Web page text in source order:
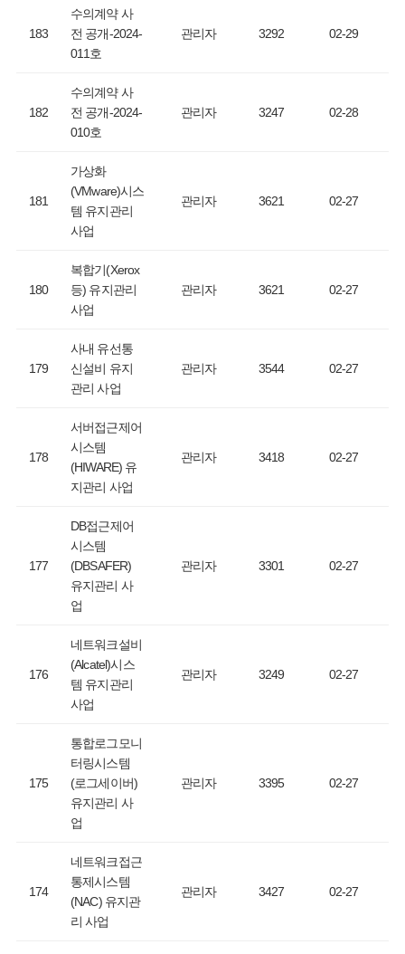
183
수의계약 사
전 공개-2024-
011호
관리자 3292 02-29
182
수의계약 사
전 공개-2024-
010호
관리자 3247 02-28
181
가상화
(VMware)시스
템 유지관리
사업
관리자 3621 02-27
180
복합기(Xerox
등) 유지관리
사업
관리자 3621 02-27
179
사내 유선통
신설비 유지
관리 사업
관리자 3544 02-27
178
서버접근제어
시스템
(HIWARE) 유
지관리 사업
관리자 3418 02-27
177
DB접근제어
시스템
(DBSAFER)
유지관리 사
업
관리자 3301 02-27
176
네트워크설비
(Alcatel)시스
템 유지관리
사업
관리자 3249 02-27
175
통합로그모니
터링시스템
(로그세이버)
유지관리 사
업
관리자 3395 02-27
174
네트워크접근
통제시스템
(NAC) 유지관
리 사업
관리자 3427 02-27